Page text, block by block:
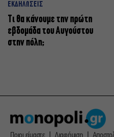
ΕΚΔΗΛΩΣΕΙΣ
Τι θα κάνουμε την πρώτη
εβδομάδα του Αυγούστου
στην πόλη;
Ποιοι είμαστε Διαφήμιση